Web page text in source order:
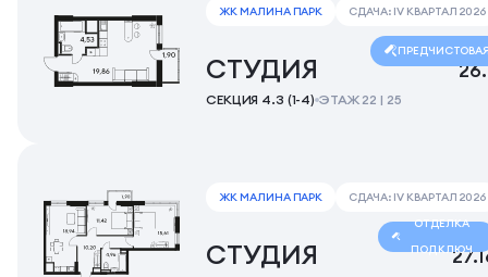
ЖК МАЛИНА ПАРК СДАЧА: IV КВАРТАЛ 2026
СТУДИЯ
СЕКЦИЯ 4.3 (1-4) ЭТАЖ 22 | 25
ЖК МАЛИНА ПАРК СДАЧА: IV КВАРТАЛ 2026
СТУДИЯ
ОТДЕЛКА
ПОД КЛЮЧ